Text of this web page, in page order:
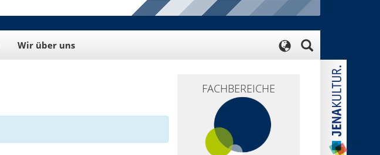
Wir über uns
FACHBEREICHE